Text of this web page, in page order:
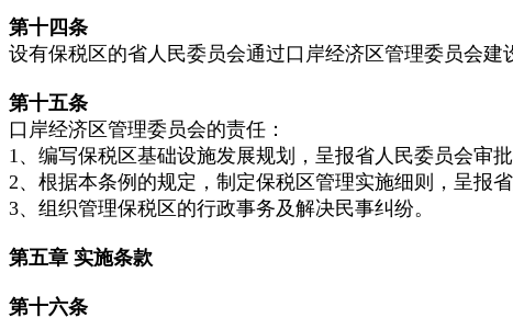
第十四条
设有保税区的省人民委员会通过口岸经济区管理委员会
第十五条
口岸经济区管理委员会的责任：
1、编写保税区基础设施发展规划，呈报省人民委员会审批
2、根据本条例的规定，制定保税区管理实施细则，呈报省
3、组织管理保税区的行政事务及解决民事纠纷。
第五章 实施条款
第十六条